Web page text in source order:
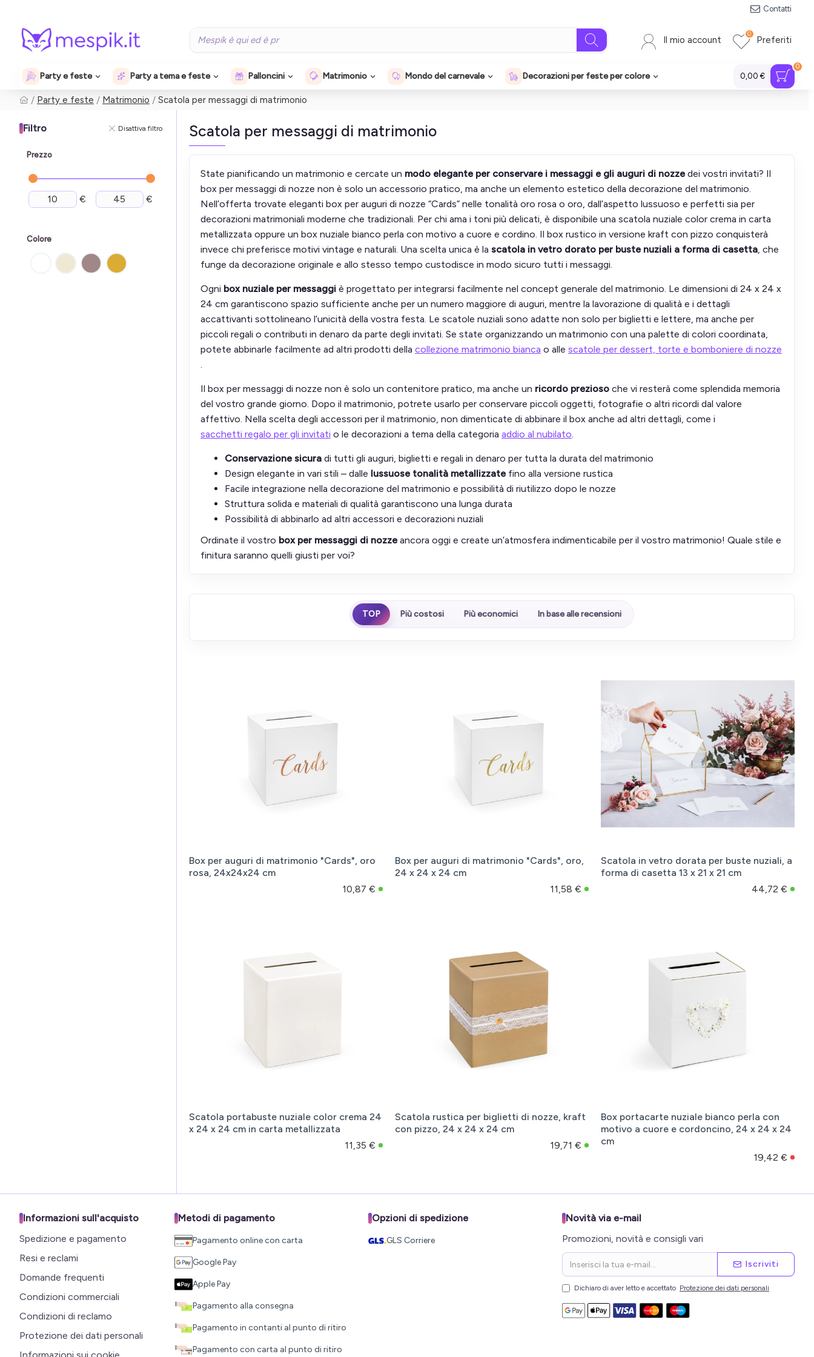
Contatti
Il mio account Preferiti
0
Party e feste Party a tema e feste Palloncini Matrimonio Mondo del carnevale Decorazioni per feste per colore 0,00 €
0
Party e feste Matrimonio Scatola per messaggi di matrimonio
Filtro Disattiva filtro
Prezzo
€ €
Colore
Scatola per messaggi di matrimonio
State pianificando un matrimonio e cercate un modo elegante per conservare i messaggi e gli auguri di nozze dei vostri invitati? Il
box per messaggi di nozze non è solo un accessorio pratico, ma anche un elemento estetico della decorazione del matrimonio.
Nell’offerta trovate eleganti box per auguri di nozze “Cards” nelle tonalità oro rosa o oro, dall’aspetto lussuoso e perfetti sia per
decorazioni matrimoniali moderne che tradizionali. Per chi ama i toni più delicati, è disponibile una scatola nuziale color crema in carta
metallizzata oppure un box nuziale bianco perla con motivo a cuore e cordino. Il box rustico in versione kraft con pizzo conquisterà
invece chi preferisce motivi vintage e naturali. Una scelta unica è la scatola in vetro dorato per buste nuziali a forma di casetta, che
funge da decorazione originale e allo stesso tempo custodisce in modo sicuro tutti i messaggi.
Ogni box nuziale per messaggi è progettato per integrarsi facilmente nel concept generale del matrimonio. Le dimensioni di 24 x 24 x
24 cm garantiscono spazio sufficiente anche per un numero maggiore di auguri, mentre la lavorazione di qualità e i dettagli
accattivanti sottolineano l’unicità della vostra festa. Le scatole nuziali sono adatte non solo per biglietti e lettere, ma anche per
piccoli regali o contributi in denaro da parte degli invitati. Se state organizzando un matrimonio con una palette di colori coordinata,
potete abbinarle facilmente ad altri prodotti della collezione matrimonio bianca o alle scatole per dessert, torte e bomboniere di nozze
.
Il box per messaggi di nozze non è solo un contenitore pratico, ma anche un ricordo prezioso che vi resterà come splendida memoria
del vostro grande giorno. Dopo il matrimonio, potrete usarlo per conservare piccoli oggetti, fotografie o altri ricordi dal valore
affettivo. Nella scelta degli accessori per il matrimonio, non dimenticate di abbinare il box anche ad altri dettagli, come i
sacchetti regalo per gli invitati o le decorazioni a tema della categoria addio al nubilato.
Conservazione sicura di tutti gli auguri, biglietti e regali in denaro per tutta la durata del matrimonio
Design elegante in vari stili – dalle lussuose tonalità metallizzate fino alla versione rustica
Facile integrazione nella decorazione del matrimonio e possibilità di riutilizzo dopo le nozze
Struttura solida e materiali di qualità garantiscono una lunga durata
Possibilità di abbinarlo ad altri accessori e decorazioni nuziali
Ordinate il vostro box per messaggi di nozze ancora oggi e create un’atmosfera indimenticabile per il vostro matrimonio! Quale stile e
finitura saranno quelli giusti per voi?
TOP Più costosi Più economici In base alle recensioni
Box per auguri di matrimonio "Cards", oro
rosa, 24x24x24 cm
10,87 €
Box per auguri di matrimonio "Cards", oro,
24 x 24 x 24 cm
11,58 €
Scatola in vetro dorata per buste nuziali, a
forma di casetta 13 x 21 x 21 cm
44,72 €
Scatola portabuste nuziale color crema 24
x 24 x 24 cm in carta metallizzata
11,35 €
Scatola rustica per biglietti di nozze, kraft
con pizzo, 24 x 24 x 24 cm
19,71 €
Box portacarte nuziale bianco perla con
motivo a cuore e cordoncino, 24 x 24 x 24
cm
19,42 €
Informazioni sull'acquisto
Spedizione e pagamento
Resi e reclami
Domande frequenti
Condizioni commerciali
Condizioni di reclamo
Protezione dei dati personali
Metodi di pagamento
Pagamento online con carta
Google Pay
Apple Pay
Pagamento alla consegna
Pagamento in contanti al punto di ritiro
Pagamento con carta al punto di ritiro
Opzioni di spedizione
GLS Corriere
Novità via e-mail
Promozioni, novità e consigli vari
Iscriviti
Dichiaro di aver letto e accettato Protezione dei dati personali